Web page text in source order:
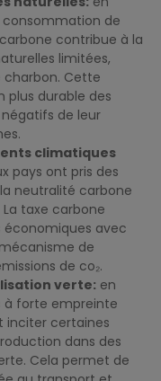
de
contribue à la
limitées,
charbon. Cette
plus durable des
de leur
climatiques
pays ont pris des
neutralité carbone
taxe carbone
économiques avec
de
de co₂.
verte: en
à forte empreinte
inciter certaines
dans des
Cela permet de